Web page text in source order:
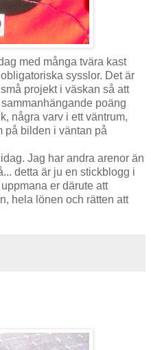
med många tvära kast
sysslor. Det är
projekt i väskan så att
poäng
några varv i ett väntrum,
på bilden i väntan på
Jag har andra arenor än
detta är ju en stickblogg i
er därute att
hela lönen och rätten att